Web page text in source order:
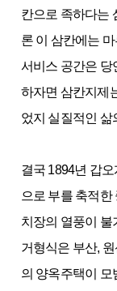
칸으로 족하다는
론 이 삼칸에는
서비스 공간은 당
하자면 삼칸지제
었지 실질적인 삶
결국 1894년 갑
으로 부를 축적
치장의 열풍이 불
거형식은 부산,
의 양옥주택이 모